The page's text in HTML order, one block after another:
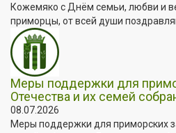
Кожемяко с Днём семьи, любви и
приморцы, от всей души
Меры поддержки для
Отечества и их семей
08.07.2026
Меры поддержки для приморских